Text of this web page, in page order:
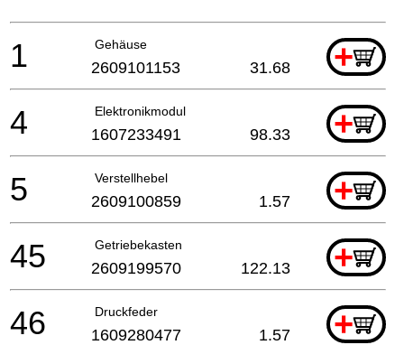
Gehäuse +
1 2609101153 31.68
Elektronikmodul +
4 1607233491 98.33
Verstellhebel +
5 2609100859 1.57
Getriebekasten +
45 2609199570 122.13
Druckfeder +
46 1609280477 1.57